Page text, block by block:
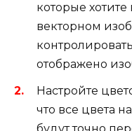
которые
векторном
отображено
Настройте
что все цвета